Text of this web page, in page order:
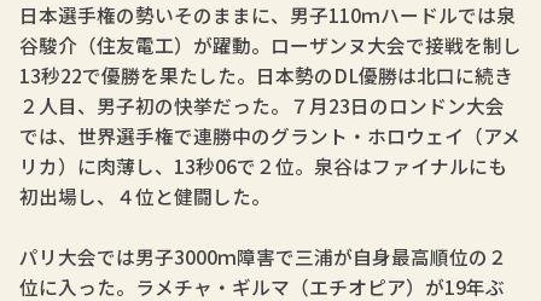
日本選手権の勢いそのままに、男子110ｍハードルでは泉
谷駿介（住友電工）が躍動。ローザンヌ大会で接戦を制し
13秒22で優勝を果たした。日本勢のDL優勝は北口に続き
２人目、男子初の快挙だった。７月23日のロンドン大会
では、世界選手権で連勝中のグラント・ホロウェイ（アメ
リカ）に肉薄し、13秒06で２位。泉谷はファイナルにも
初出場し、４位と健闘した。
パリ大会では男子3000ｍ障害で三浦が自身最高順位の２
位に入った。ラメチャ・ギルマ（エチオピア）が19年ぶ